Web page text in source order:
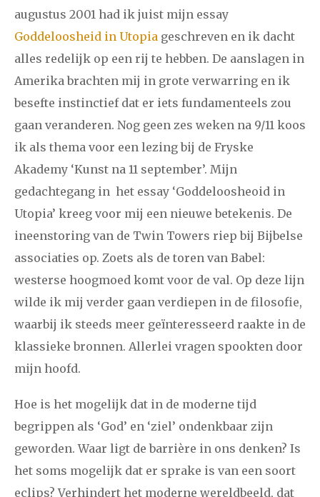
2013
januari februari maart april mei
augustus september oktober november
2012 augustus september oktober november
december
januari februari maart april mei juni juli
december
2010
januari februari maart april mei juni juli
augustus september oktober november
februari maart april mei juni juli augustus
september oktober november december
augustus 2001 had ik juist mijn essay
Goddeloosheid in Utopia geschreven en ik dacht
alles redelijk op een rij te hebben. De aanslagen in
Amerika brachten mij in grote verwarring en ik
besefte instinctief dat er iets fundamenteels zou
gaan veranderen. Nog geen zes weken na 9/11 koos
ik als thema voor een lezing bij de Fryske
Akademy ‘Kunst na 11 september’. Mijn
gedachtegang in het essay ‘Goddeloosheoid in
Utopia’ kreeg voor mij een nieuwe betekenis. De
ineenstoring van de Twin Towers riep bij Bijbelse
associaties op. Zoets als de toren van Babel:
westerse hoogmoed komt voor de val. Op deze lijn
wilde ik mij verder gaan verdiepen in de filosofie,
waarbij ik steeds meer geïnteresseerd raakte in de
klassieke bronnen. Allerlei vragen spookten door
mijn hoofd.
Hoe is het mogelijk dat in de moderne tijd
begrippen als ‘God’ en ‘ziel’ ondenkbaar zijn
geworden. Waar ligt de barrière in ons denken? Is
het soms mogelijk dat er sprake is van een soort
eclips? Verhindert het moderne wereldbeeld, dat